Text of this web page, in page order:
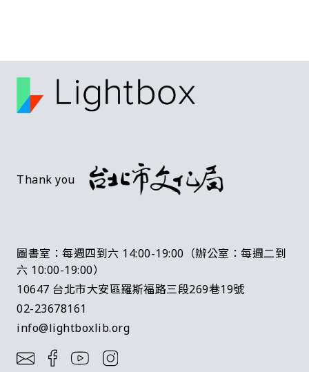
Thank you
圖書室：每週四到六 14:00-19:00（辦公室：每週二到
六 10:00-19:00）
10647 台北市大安區羅斯福路三段269巷19號
02-23678161
info@lightboxlib.org